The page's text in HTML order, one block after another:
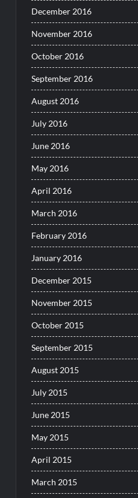
December 2016
November 2016
October 2016
September 2016
August 2016
July 2016
June 2016
May 2016
April 2016
March 2016
February 2016
January 2016
December 2015
November 2015
October 2015
September 2015
August 2015
July 2015
June 2015
May 2015
April 2015
March 2015